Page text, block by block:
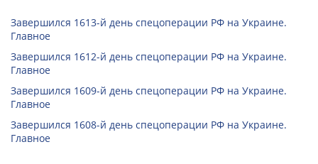
Завершился 1613-й день спецоперации РФ на Украине.
Главное
Завершился 1612-й день спецоперации РФ на Украине.
Главное
Завершился 1609-й день спецоперации РФ на Украине.
Главное
Завершился 1608-й день спецоперации РФ на Украине.
Главное